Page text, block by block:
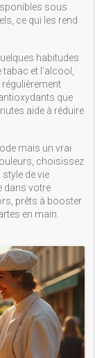
sous
ce qui les rend
habitudes
et l’alcool,
régulièrement
que
aide à réduire
mais un vrai
choisissez
de vie
dans votre
prêts à booster
en main.